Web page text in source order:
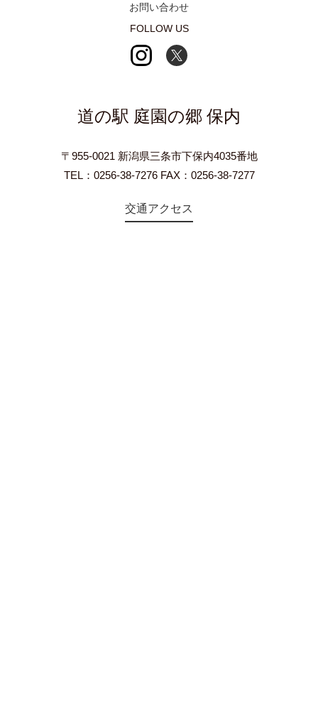
お問い合わせ
FOLLOW US
道の駅 庭園の郷 保内
〒955-0021 新潟県三条市下保内4035番地
TEL：0256-38-7276 FAX：0256-38-7277
交通アクセス